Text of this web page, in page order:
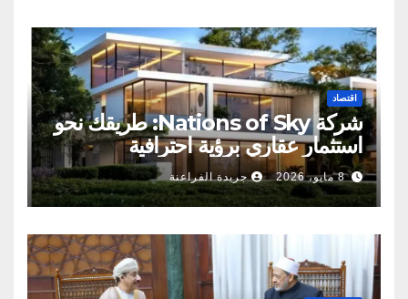
اقتصاد
شركة Nations of Sky: طريقك نحو
استثمار عقاري برؤية احترافية
8 مايو، 2026 جريدة الفراعنة